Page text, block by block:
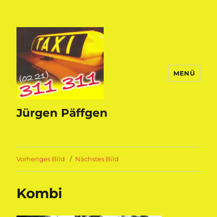
Jürgen Päffgen
MENÜ
Vorheriges Bild Nächstes Bild
Kombi